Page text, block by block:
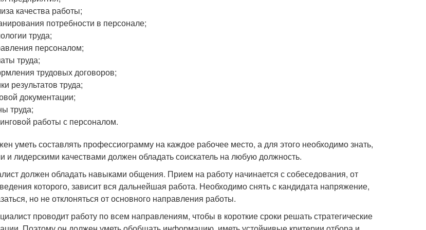
качества работы;
потребности в персонале;
труда;
персоналом;
труда;
трудовых договоров;
результатов труда;
документации;
труда;
работы с персоналом.
уметь составлять профессиограмму на каждое рабочее место, а для этого необходимо знать,
и лидерскими качествами должен обладать соискатель на любую должность.
должен обладать навыками общения. Прием на работу начинается с собеседования, от
которого, зависит вся дальнейшая работа. Необходимо снять с кандидата напряжение,
но не отклоняться от основного направления работы.
проводит работу по всем направлениям, чтобы в короткие сроки решать стратегические